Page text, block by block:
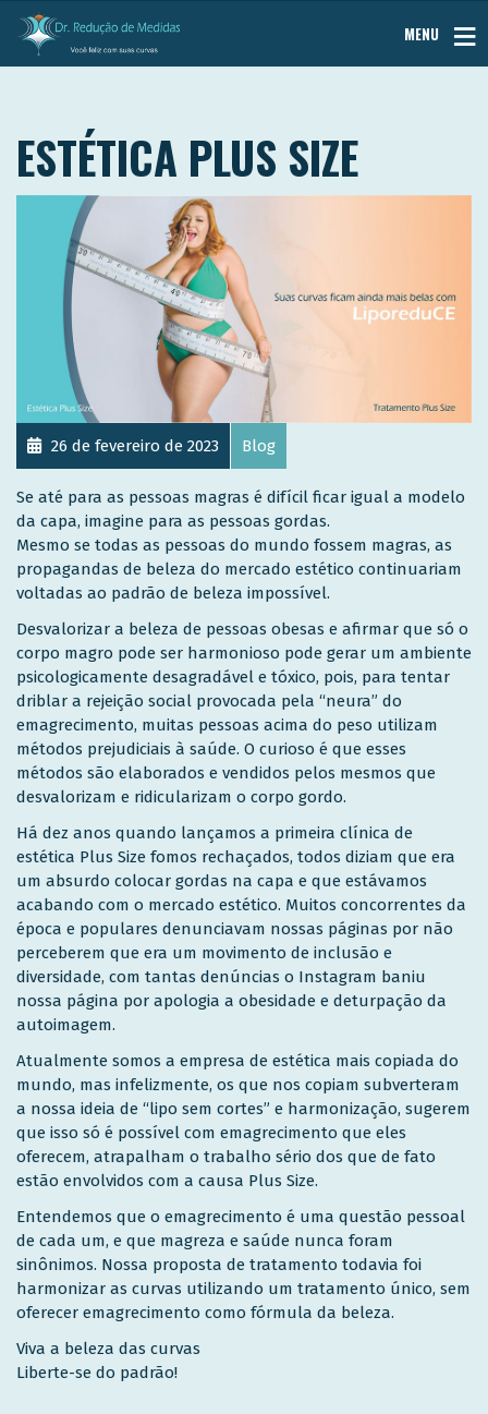
MENU
ESTÉTICA PLUS SIZE
26 de fevereiro de 2023 Blog
Se até para as pessoas magras é difícil ficar igual a modelo
da capa, imagine para as pessoas gordas.
Mesmo se todas as pessoas do mundo fossem magras, as
propagandas de beleza do mercado estético continuariam
voltadas ao padrão de beleza impossível.
Desvalorizar a beleza de pessoas obesas e afirmar que só o
corpo magro pode ser harmonioso pode gerar um ambiente
psicologicamente desagradável e tóxico, pois, para tentar
driblar a rejeição social provocada pela “neura” do
emagrecimento, muitas pessoas acima do peso utilizam
métodos prejudiciais à saúde. O curioso é que esses
métodos são elaborados e vendidos pelos mesmos que
desvalorizam e ridicularizam o corpo gordo.
Há dez anos quando lançamos a primeira clínica de
estética Plus Size fomos rechaçados, todos diziam que era
um absurdo colocar gordas na capa e que estávamos
acabando com o mercado estético. Muitos concorrentes da
época e populares denunciavam nossas páginas por não
perceberem que era um movimento de inclusão e
diversidade, com tantas denúncias o Instagram baniu
nossa página por apologia a obesidade e deturpação da
autoimagem.
Atualmente somos a empresa de estética mais copiada do
mundo, mas infelizmente, os que nos copiam subverteram
a nossa ideia de “lipo sem cortes” e harmonização, sugerem
que isso só é possível com emagrecimento que eles
oferecem, atrapalham o trabalho sério dos que de fato
estão envolvidos com a causa Plus Size.
Entendemos que o emagrecimento é uma questão pessoal
de cada um, e que magreza e saúde nunca foram
sinônimos. Nossa proposta de tratamento todavia foi
harmonizar as curvas utilizando um tratamento único, sem
oferecer emagrecimento como fórmula da beleza.
Viva a beleza das curvas
Liberte-se do padrão!